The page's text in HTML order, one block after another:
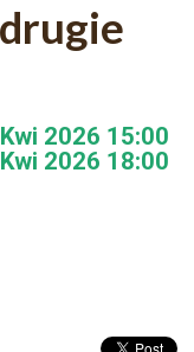
Kwi 2026 15:00
Kwi 2026 18:00